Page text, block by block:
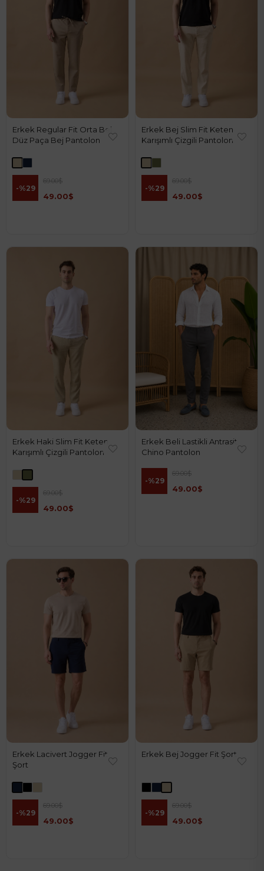
Erkek Regular Fit Orta Bel
Düz Paça Bej Pantolon
%29
49.00$
69.00$
Erkek Bej Slim Fit Keten
Karışımlı Çizgili Pantolon
%29
49.00$
69.00$
Erkek Haki Slim Fit Keten
Karışımlı Çizgili Pantolon
%29
49.00$
69.00$
Erkek Beli Lastikli Antrasit
Chino Pantolon
%29
49.00$
69.00$
Erkek Lacivert Jogger Fit
Şort
%29
49.00$
69.00$
Erkek Bej Jogger Fit Şort
%29
49.00$
69.00$